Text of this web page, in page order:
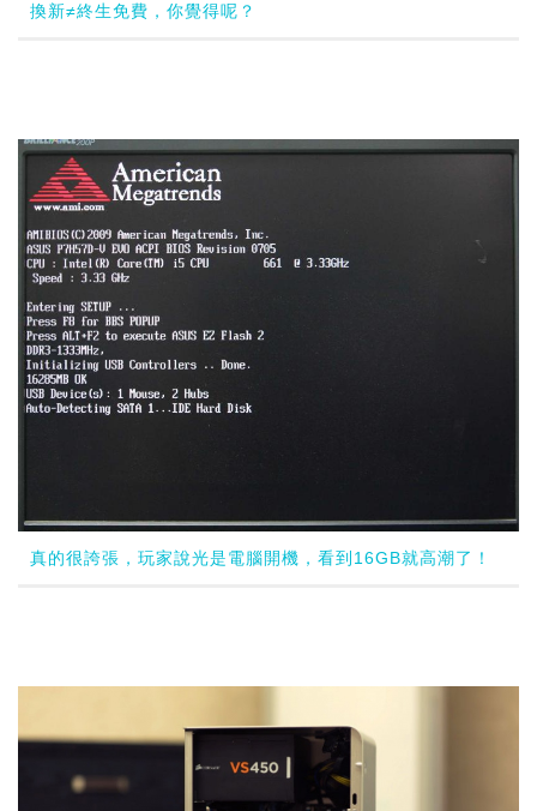
換新≠終生免費，你覺得呢？
真的很誇張，玩家說光是電腦開機，看到16GB就高潮了！